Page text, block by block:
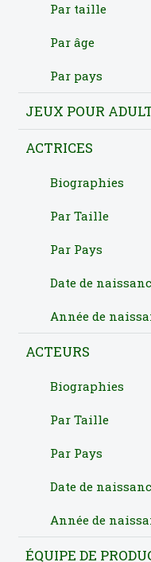
Cinq amis vont dîner
leur arrivée, ils
à cinq personnes est
situation imprévue qui
liens existant au sein de
Acteurs principaux
Rôle : - rôle inconnu
Nacho Guerreros
Rôle : - rôle inconnu
Producteurs,
Aucun réalisateur,
© Tout droit
Par taille
Par âge
Par pays
JEUX POUR
ACTRICES
Biographies
Par Taille
Par Pays
Date de
Année de
ACTEURS
Biographies
Par Taille
Par Pays
Date de
Année de
ÉQUIPE DE